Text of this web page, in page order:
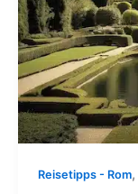
Reisetipps - Rom,